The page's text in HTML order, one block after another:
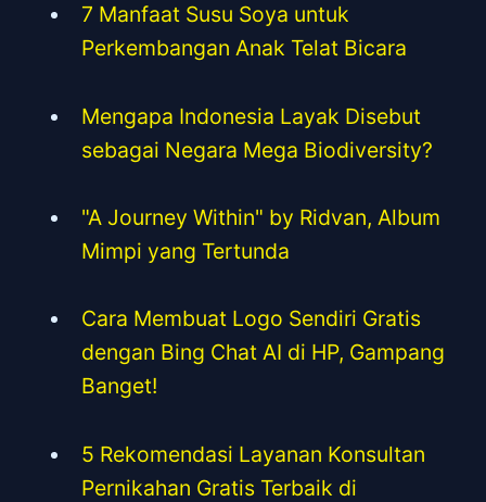
7 Manfaat Susu Soya untuk
Perkembangan Anak Telat Bicara
Mengapa Indonesia Layak Disebut
sebagai Negara Mega Biodiversity?
"A Journey Within" by Ridvan, Album
Mimpi yang Tertunda
Cara Membuat Logo Sendiri Gratis
dengan Bing Chat AI di HP, Gampang
Banget!
5 Rekomendasi Layanan Konsultan
Pernikahan Gratis Terbaik di